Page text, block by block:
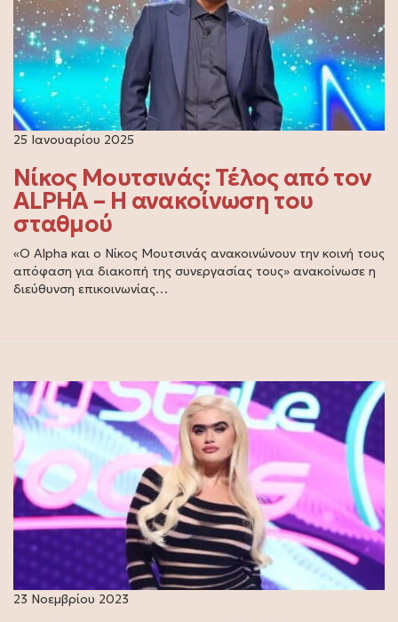
25 Ιανουαρίου 2025
Νίκος Μουτσινάς: Τέλος από τον
ALPHA – Η ανακοίνωση του
σταθμού
«Ο Alpha και ο Νίκος Μουτσινάς ανακοινώνουν την κοινή τους
απόφαση για διακοπή της συνεργασίας τους» ανακοίνωσε η
διεύθυνση επικοινωνίας…
23 Νοεμβρίου 2023